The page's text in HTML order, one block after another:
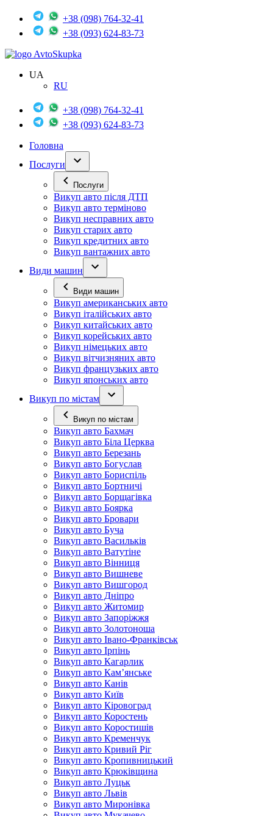
+38 (098) 764-32-41
+38 (093) 624-83-73
AvtoSkupka
UA
RU
+38 (098) 764-32-41
+38 (093) 624-83-73
Головна
Послуги
Послуги
Викуп авто після ДТП
Викуп авто терміново
Викуп несправних авто
Викуп старих авто
Викуп кредитних авто
Викуп вантажних авто
Види машин
Види машин
Викуп американських авто
Викуп італійських авто
Викуп китайських авто
Викуп корейських авто
Викуп німецьких авто
Викуп вітчизняних авто
Викуп французьких авто
Викуп японських авто
Викуп по містам
Викуп по містам
Викуп авто Бахмач
Викуп авто Біла Церква
Викуп авто Березань
Викуп авто Богуслав
Викуп авто Бориспіль
Викуп авто Бортничі
Викуп авто Борщагівка
Викуп авто Боярка
Викуп авто Бровари
Викуп авто Буча
Викуп авто Васильків
Викуп авто Ватутіне
Викуп авто Вінниця
Викуп авто Вишневе
Викуп авто Вишгород
Викуп авто Дніпро
Викуп авто Житомир
Викуп авто Запоріжжя
Викуп авто Золотоноша
Викуп авто Івано-Франківськ
Викуп авто Ірпінь
Викуп авто Кагарлик
Викуп авто Кам’янське
Викуп авто Канів
Викуп авто Київ
Викуп авто Кіровоград
Викуп авто Коростень
Викуп авто Коростишів
Викуп авто Кременчук
Викуп авто Кривий Ріг
Викуп авто Кропивницький
Викуп авто Крюківщина
Викуп авто Луцьк
Викуп авто Львів
Викуп авто Миронівка